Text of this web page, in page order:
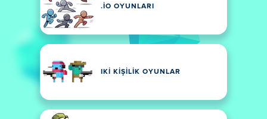
.IO OYUNLARI
IKI KIŞILIK OYUNLAR